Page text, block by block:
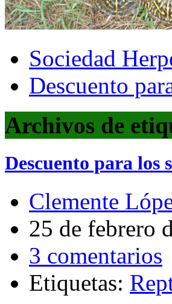
Sociedad
Descuento
Archivos de
Descuento para los
Clemente
25 de febrero
3 comentarios
Etiquetas: